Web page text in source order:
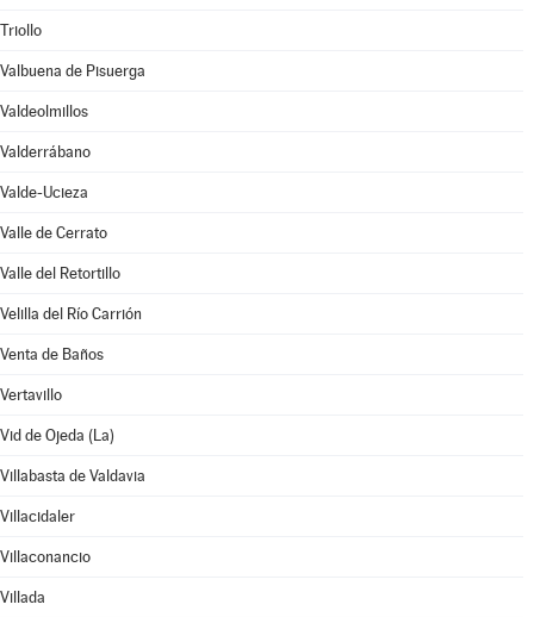
Triollo
Valbuena de Pisuerga
Valdeolmillos
Valderrábano
Valde-Ucieza
Valle de Cerrato
Valle del Retortillo
Velilla del Río Carrión
Venta de Baños
Vertavillo
Vid de Ojeda (La)
Villabasta de Valdavia
Villacidaler
Villaconancio
Villada